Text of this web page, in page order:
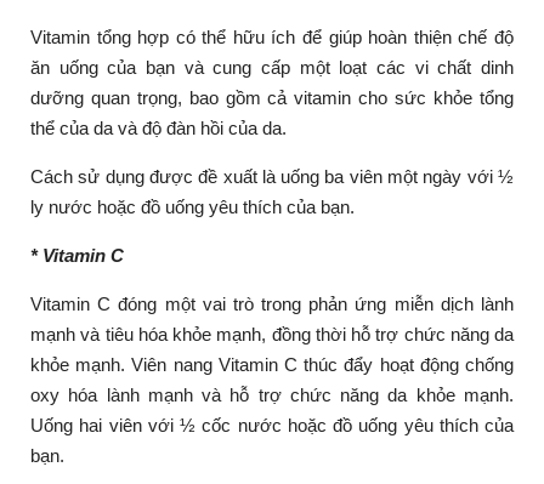
Vitamin tổng hợp có thể hữu ích để giúp hoàn thiện chế độ
ăn uống của bạn và cung cấp một loạt các vi chất dinh
dưỡng quan trọng, bao gồm cả vitamin cho sức khỏe tổng
thể của da và độ đàn hồi của da.
Cách sử dụng được đề xuất là uống ba viên một ngày với ½
ly nước hoặc đồ uống yêu thích của bạn.
* Vitamin C
Vitamin C đóng một vai trò trong phản ứng miễn dịch lành
mạnh và tiêu hóa khỏe mạnh, đồng thời hỗ trợ chức năng da
khỏe mạnh. Viên nang Vitamin C thúc đẩy hoạt động chống
oxy hóa lành mạnh và hỗ trợ chức năng da khỏe mạnh.
Uống hai viên với ½ cốc nước hoặc đồ uống yêu thích của
bạn.